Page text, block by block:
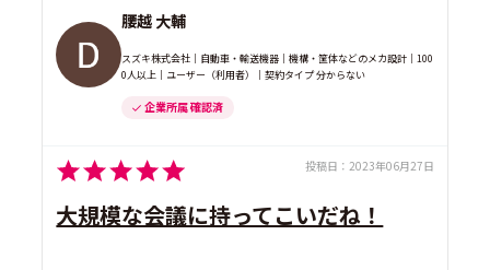
腰越 大輔
スズキ株式会社｜自動車・輸送機器｜機構・筐体などのメカ設計｜100
0人以上｜ユーザー（利用者）｜契約タイプ 分からない
企業所属 確認済
投稿日： 2023年06月27日
大規模な会議に持ってこいだね！